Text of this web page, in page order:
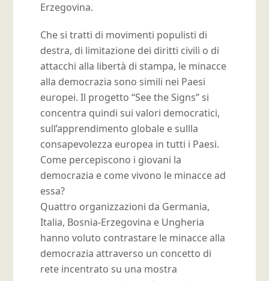
Erzegovina.
Che si tratti di movimenti populisti di
destra, di limitazione dei diritti civili o di
attacchi alla libertà di stampa, le minacce
alla democrazia sono simili nei Paesi
europei. Il progetto “See the Signs” si
concentra quindi sui valori democratici,
sull’apprendimento globale e sullla
consapevolezza europea in tutti i Paesi.
Come percepiscono i giovani la
democrazia e come vivono le minacce ad
essa?
Quattro organizzazioni da Germania,
Italia, Bosnia-Erzegovina e Ungheria
hanno voluto contrastare le minacce alla
democrazia attraverso un concetto di
rete incentrato su una mostra